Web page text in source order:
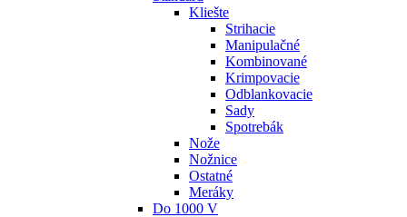
Kliešte
Strihacie
Manipulačné
Kombinované
Krimpovacie
Odblankovacie
Sady
Spotrebák
Nože
Nožnice
Ostatné
Meráky
Do 1000 V